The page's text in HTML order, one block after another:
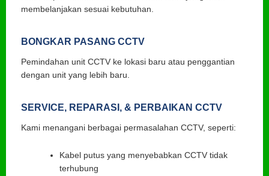
membelanjakan sesuai kebutuhan.
BONGKAR PASANG CCTV
Pemindahan unit CCTV ke lokasi baru atau penggantian
dengan unit yang lebih baru.
SERVICE, REPARASI, & PERBAIKAN CCTV
Kami menangani berbagai permasalahan CCTV, seperti:
Kabel putus yang menyebabkan CCTV tidak
terhubung